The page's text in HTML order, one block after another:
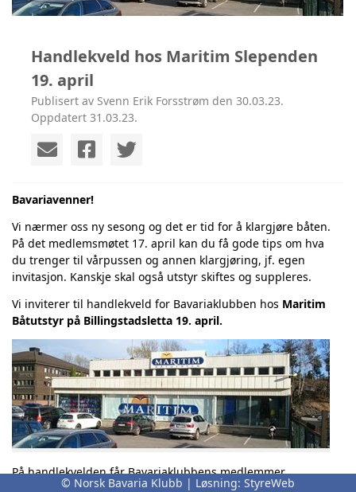
Handlekveld hos Maritim Slependen
19. april
Publisert av Svenn Erik Forsstrøm den 30.03.23.
Oppdatert 31.03.23.
Bavariavenner!
Vi nærmer oss ny sesong og det er tid for å klargjøre båten.
På det medlemsmøtet 17. april kan du få gode tips om hva
du trenger til vårpussen og annen klargjøring, jf. egen
invitasjon. Kanskje skal også utstyr skiftes og suppleres.
Vi inviterer til handlekveld for Bavariaklubben hos Maritim
Båtutstyr på Billingstadsletta 19. april.
På handlekvelden får Bavariaklubbens medlemmer
eksklusivemuligheter for:
© Norsk Bavaria Klubb | Løsning: StyreWeb